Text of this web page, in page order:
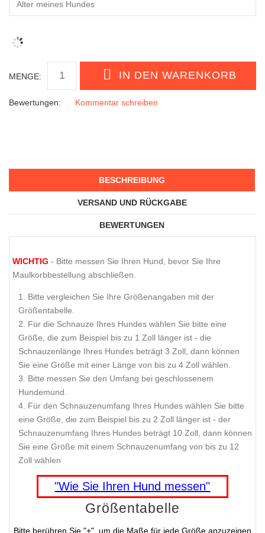
MENGE:
Bewertungen: Kommentar schreiben
BESCHREIBUNG
VERSAND UND RÜCKGABE
BEWERTUNGEN
WICHTIG - Bitte messen Sie Ihren Hund, bevor Sie Ihre
Maulkorbbestellung abschließen.
Bitte vergleichen Sie Ihre Größenangaben mit der
Größentabelle.
Für die Schnauze Ihres Hundes wählen Sie bitte eine
Größe, die zum Beispiel bis zu 1 Zoll länger ist - die
Schnauzenlänge Ihres Hundes beträgt 3 Zoll, dann können
Sie eine Größe mit einer Länge von bis zu 4 Zoll wählen.
Bitte messen Sie den Umfang bei geschlossenem
Hundemund.
Für den Schnauzenumfang Ihres Hundes wählen Sie bitte
eine Größe, die zum Beispiel bis zu 2 Zoll länger ist - der
Schnauzenumfang Ihres Hundes beträgt 10 Zoll, dann können
Sie eine Größe mit einem Schnauzenumfang von bis zu 12
Zoll wählen
"Wie Sie Ihren Hund messen"
Größentabelle
Bitte berühren Sie "+", um die Maße für jede Größe anzuzeigen